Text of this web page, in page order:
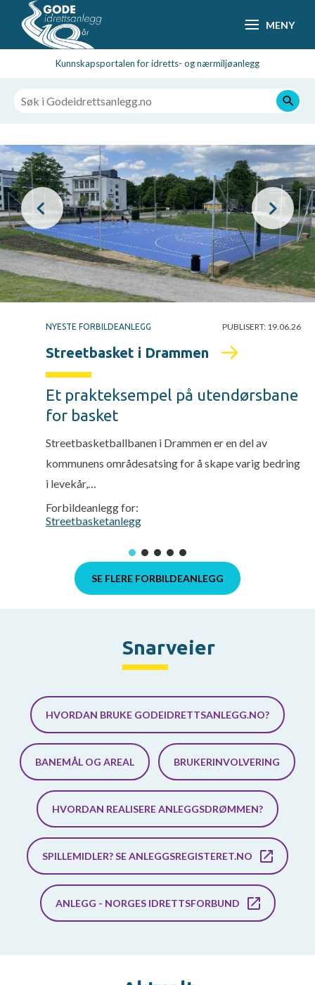
hovedsideinnhold
MENY
Kunnskapsportalen for idretts- og nærmiljøanlegg
NYESTE FORBILDEANLEGG PUBLISERT: 19.06.26
Streetbasket i Drammen
Et prakteksempel på utendørsbane
for basket
Streetbasketballbanen i Drammen er en del av
kommunens områdesatsing for å skape varig bedring
i levekår,…
Forbildeanlegg for:
Streetbasketanlegg
SE FLERE FORBILDEANLEGG
Snarveier
HVORDAN BRUKE GODEIDRETTSANLEGG.NO?
BANEMÅL OG AREAL BRUKERINVOLVERING
HVORDAN REALISERE ANLEGGSDRØMMEN?
SPILLEMIDLER? SE ANLEGGSREGISTERET.NO
ANLEGG - NORGES IDRETTSFORBUND